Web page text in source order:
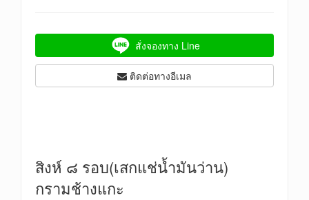
สั่งจองทาง Line
ติดต่อทางอีเมล
สิงห์ ๘ รอบ(เสกแช่น้ำมันว่าน)
กรามช้างแกะ